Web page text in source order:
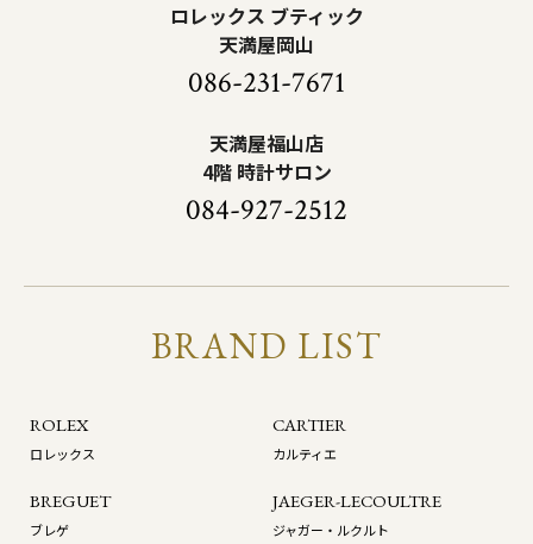
ロレックス ブティック
天満屋岡山
086-231-7671
天満屋福山店
4階 時計サロン
084-927-2512
BRAND LIST
ROLEX
ロレックス
CARTIER
カルティエ
BREGUET
ブレゲ
JAEGER-LECOULTRE
ジャガー・ルクルト